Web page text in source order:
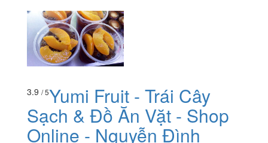
3.9 / 5Yumi Fruit - Trái Cây
Sạch & Đồ Ăn Vặt - Shop
Online - Nguyễn Đình